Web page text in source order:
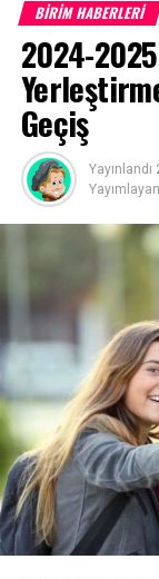
KAÇIRMAYIN
ÇOMÜ’ye
Programı Açıldı
BİRİM HABERLERİ
2024-
Geçiş
Yayınlandı
Yayımlayan